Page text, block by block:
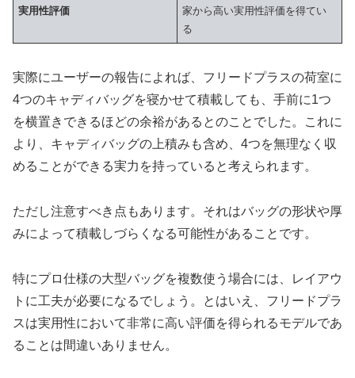
実用性評価
家から高い実用性評価を得てい
る
実際にユーザーの報告によれば、フリードプラスの荷室に
4つのキャディバッグを寝かせて積載しても、手前に1つ
を横置きできるほどの余裕があるとのことでした。これに
より、キャディバッグの上積みも含め、4つを無理なく収
めることができる実力を持っていると考えられます。
ただし注意すべき点もあります。それはバッグの形状や厚
みによって積載しづらくなる可能性があることです。
特にプロ仕様の大型バッグを複数使う場合には、レイアウ
トに工夫が必要になるでしょう。とはいえ、フリードプラ
スは実用性において非常に高い評価を得られるモデルであ
ることは間違いありません。